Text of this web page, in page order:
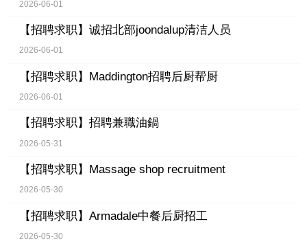
2026-06-01
【招聘求职】 诚招北部joondalup清洁人员
2026-06-01
【招聘求职】 Maddington招聘后厨帮厨
2026-06-01
【招聘求职】 招聘兼職油鍋
2026-05-31
【招聘求职】 Massage shop recruitment
2026-05-30
【招聘求职】 Armadale中餐后厨招工
2026-05-30